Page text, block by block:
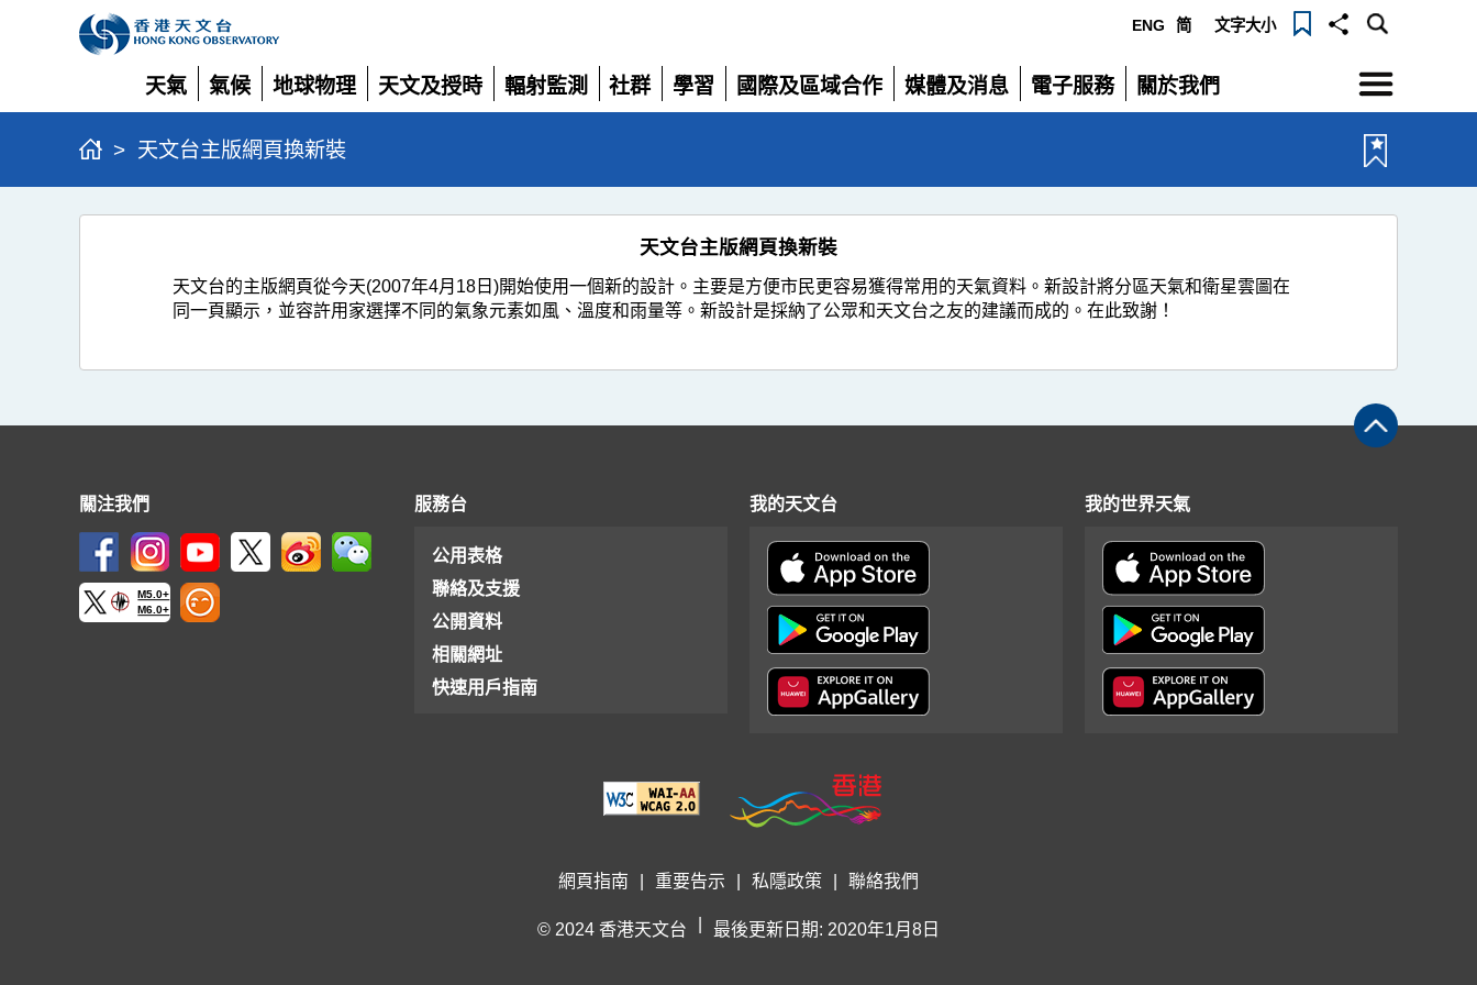
ENG 简 文字大小
天氣
展
開
氣候
展
開
地球物理
展
開
天文及授時
展
輻射監測
展
社群
展
學習
展
國際及區域合作
展
媒體及消息
展
電子服務
展
關於我們
展
選
單
> 天文台主版網頁換新裝
天
版
頁
新
裝
天文台主版網頁換新裝
天文台的主版網頁從今天(2007年4月18日)開始使用一個新的設計。主要是方便市民更容易獲得常用的天氣資料。新設計將分區天氣和衛星雲圖在
同一頁顯示，並容許用家選擇不同的氣象元素如風、溫度和雨量等。新設計是採納了公眾和天文台之友的建議而成的。在此致謝！
關注我們
M5.0+
M6.0+
服務台
公用表格
聯絡及支援
公開資料
相關網址
快速用戶指南
我的天文台 我的世界天氣
網頁指南 重要告示 私隱政策 聯絡我們
© 2024 香港天文台 最後更新日期: 2020年1月8日